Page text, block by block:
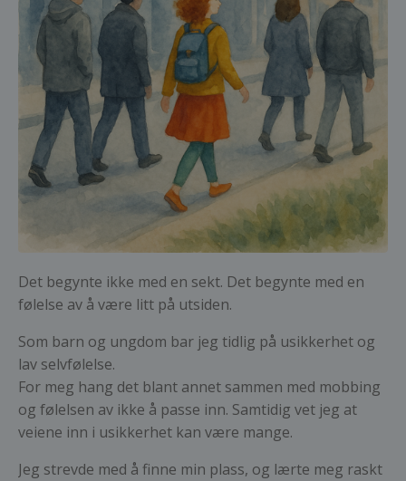
Det begynte ikke med en sekt. Det begynte med en
følelse av å være litt på utsiden.
Som barn og ungdom bar jeg tidlig på usikkerhet og
lav selvfølelse.
For meg hang det blant annet sammen med mobbing
og følelsen av ikke å passe inn. Samtidig vet jeg at
veiene inn i usikkerhet kan være mange.
Jeg strevde med å finne min plass, og lærte meg raskt